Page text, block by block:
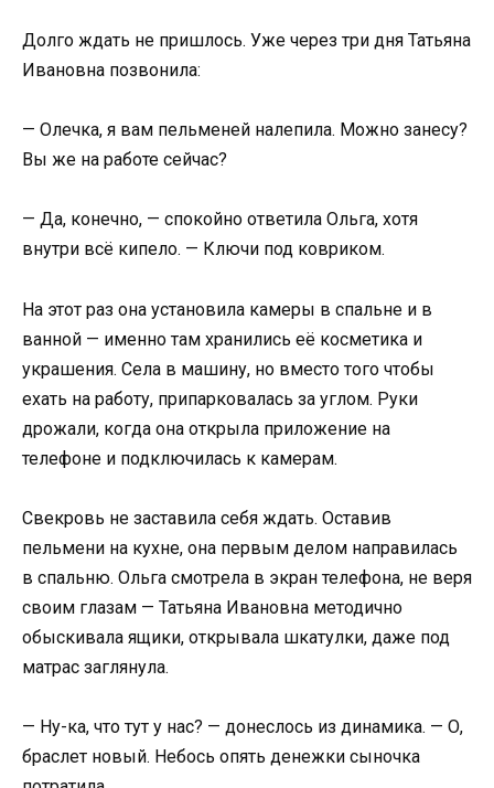
Долго ждать не пришлось. Уже через три дня Татьяна
Ивановна позвонила:
— Олечка, я вам пельменей налепила. Можно занесу?
Вы же на работе сейчас?
— Да, конечно, — спокойно ответила Ольга, хотя
внутри всё кипело. — Ключи под ковриком.
На этот раз она установила камеры в спальне и в
ванной — именно там хранились её косметика и
украшения. Села в машину, но вместо того чтобы
ехать на работу, припарковалась за углом. Руки
дрожали, когда она открыла приложение на
телефоне и подключилась к камерам.
Свекровь не заставила себя ждать. Оставив
пельмени на кухне, она первым делом направилась
в спальню. Ольга смотрела в экран телефона, не веря
своим глазам — Татьяна Ивановна методично
обыскивала ящики, открывала шкатулки, даже под
матрас заглянула.
— Ну-ка, что тут у нас? — донеслось из динамика. — О,
браслет новый. Небось опять денежки сыночка